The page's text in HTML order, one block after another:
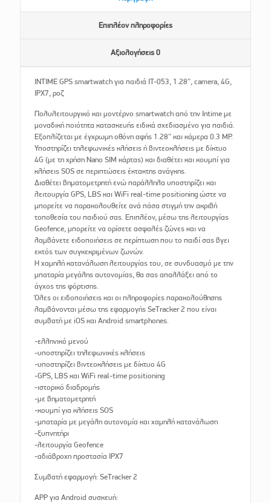
Επιπλέον πληροφορίες
Αξιολογήσεις 0
INTIME GPS smartwatch για παιδιά IT-053, 1.28″, camera, 4G,
IPX7, ροζ
Πολυλειτουργικό και μοντέρνο smartwatch από την Intime με
μοναδική ποιότητα κατασκευής ειδικά σχεδιασμένο για παιδιά.
Εξοπλίζεται με έγχρωμη οθόνη αφής 1.28″ και κάμερα 0.3 MP.
Υποστηρίζει τηλεφωνικές κλήσεις ή βιντεοκλήσεις με δίκτυο
4G (με τη χρήση Nano SIM κάρτας) και διαθέτει και κουμπί για
κλήσεις SOS σε περιπτώσεις έκτακτης ανάγκης.
Διαθέτει βηματομετρητή ενώ παράλληλα υποστηρίζει και
λειτουργία GPS, LBS και WiFi real-time positioning ώστε να
μπορείτε να παρακολουθείτε ανά πάσα στιγμή την ακριβή
τοποθεσία του παιδιού σας. Επιπλέον, μέσω της λειτουργίας
Geofence, μπορείτε να ορίσετε ασφαλές ζώνες και να
λαμβάνετε ειδοποιήσεις σε περίπτωση που το παιδί σας βγει
εκτός των συγκεκριμένων ζωνών.
Η χαμηλή κατανάλωση λειτουργίας του, σε συνδυασμό με την
μπαταρία μεγάλης αυτονομίας, θα σας απαλλάξει από το
άγχος της φόρτισης.
Όλες οι ειδοποιήσεις και οι πληροφορίες παρακολούθησης
λαμβάνονται μέσω της εφαρμογής SeTracker 2 που είναι
συμβατή με iOS και Android smartphones.
-ελληνικό μενού
-υποστηρίζει τηλεφωνικές κλήσεις
-υποστηρίζει βιντεοκλήσεις με δίκτυο 4G
-GPS, LBS και WiFi real-time positioning
-ιστορικό διαδρομής
-με βηματομετρητή
-κουμπί για κλήσεις SOS
-μπαταρία με μεγάλη αυτονομία και χαμηλή κατανάλωση
-ξυπνητήρι
-λειτουργία Geofence
-αδιάβροχη προστασία IPX7
Συμβατή εφαρμογή: SeTracker 2
APP για Android συσκευή: